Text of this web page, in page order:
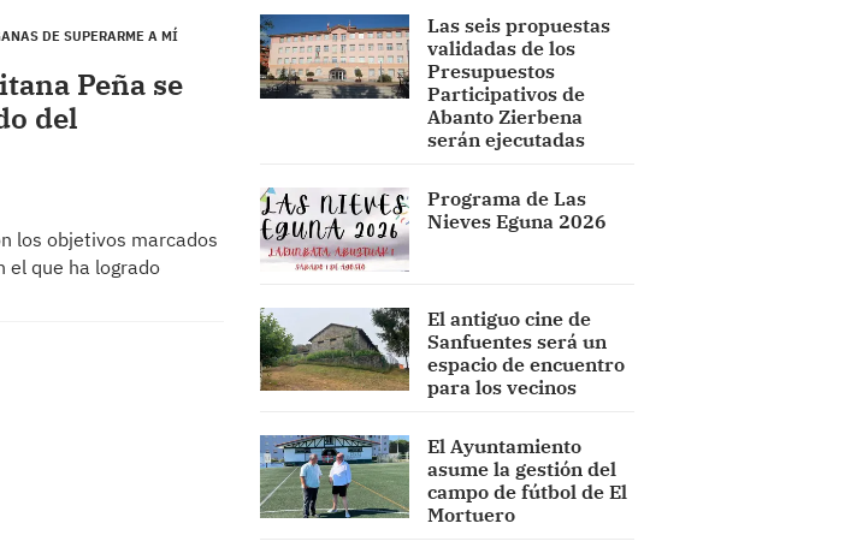
DE SUPERARME A MÍ
Peña se
del
los objetivos marcados
el que ha logrado
Las seis propuestas
validadas de los
Presupuestos
Participativos de
Abanto Zierbena
serán ejecutadas
Programa de Las
Nieves Eguna 2026
El antiguo cine de
Sanfuentes será un
espacio de encuentro
para los vecinos
El Ayuntamiento
asume la gestión del
campo de fútbol de El
Mortuero